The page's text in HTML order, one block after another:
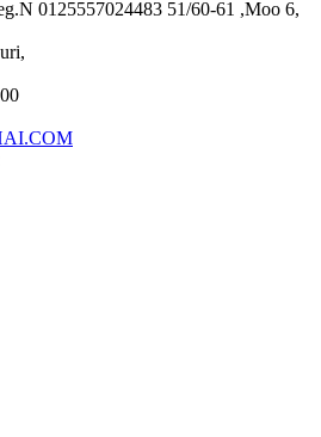
0125557024483 51/60-61 ,Moo 6,